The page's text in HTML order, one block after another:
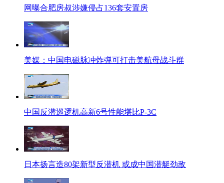
网曝合肥房叔涉嫌侵占136套安置房
美媒：中国电磁脉冲炸弹可打击美航母战斗群
中国反潜巡逻机高新6号性能堪比P-3C
日本扬言造80架新型反潜机 或成中国潜艇劲敌